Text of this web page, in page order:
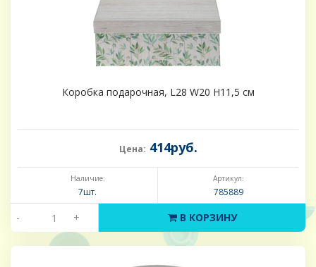
Коробка подарочная, L28 W20 H11,5 см
Цена: 414руб.
Наличие:
7шт.
Артикул:
785889
- + В КОРЗИНУ